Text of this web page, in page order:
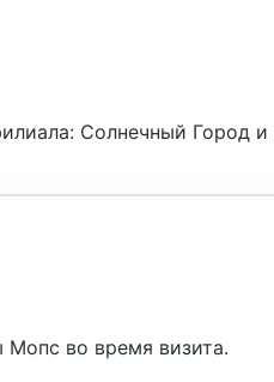
Солнечный Город
Мопс во время визита.